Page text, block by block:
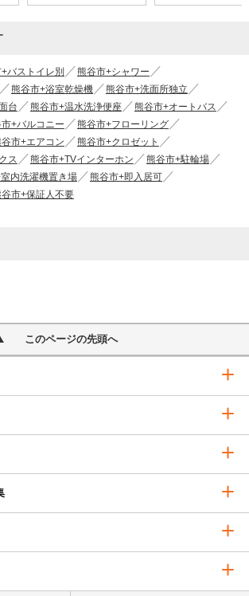
バストイレ別
熊谷市+シャワー
熊谷市+浴室乾燥機
熊谷市+洗面所独立
台
熊谷市+温水洗浄便座
熊谷市+オートバス
+バルコニー
熊谷市+フローリング
市+エアコン
熊谷市+クロゼット
ス
熊谷市+TVインターホン
熊谷市+駐輪場
内洗濯機置き場
熊谷市+即入居可
市+保証人不要
このページの先頭へ